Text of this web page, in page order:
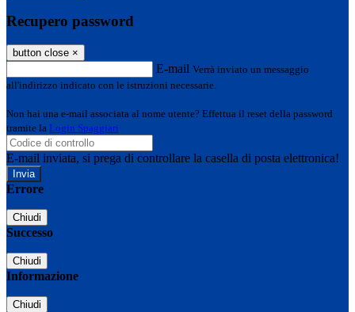
Recupero password
button close ×
E-mail Verrà inviato un messaggio
all'indirizzo indicato con le istruzioni necessarie.
Non hai una e-mail associata al nome utente? Effettua il reset della password
tramite la Login Spaggiari
E-mail inviata, si prega di controllare la casella di posta elettronica!
Errore
Chiudi
Successo
Chiudi
Informazione
Chiudi